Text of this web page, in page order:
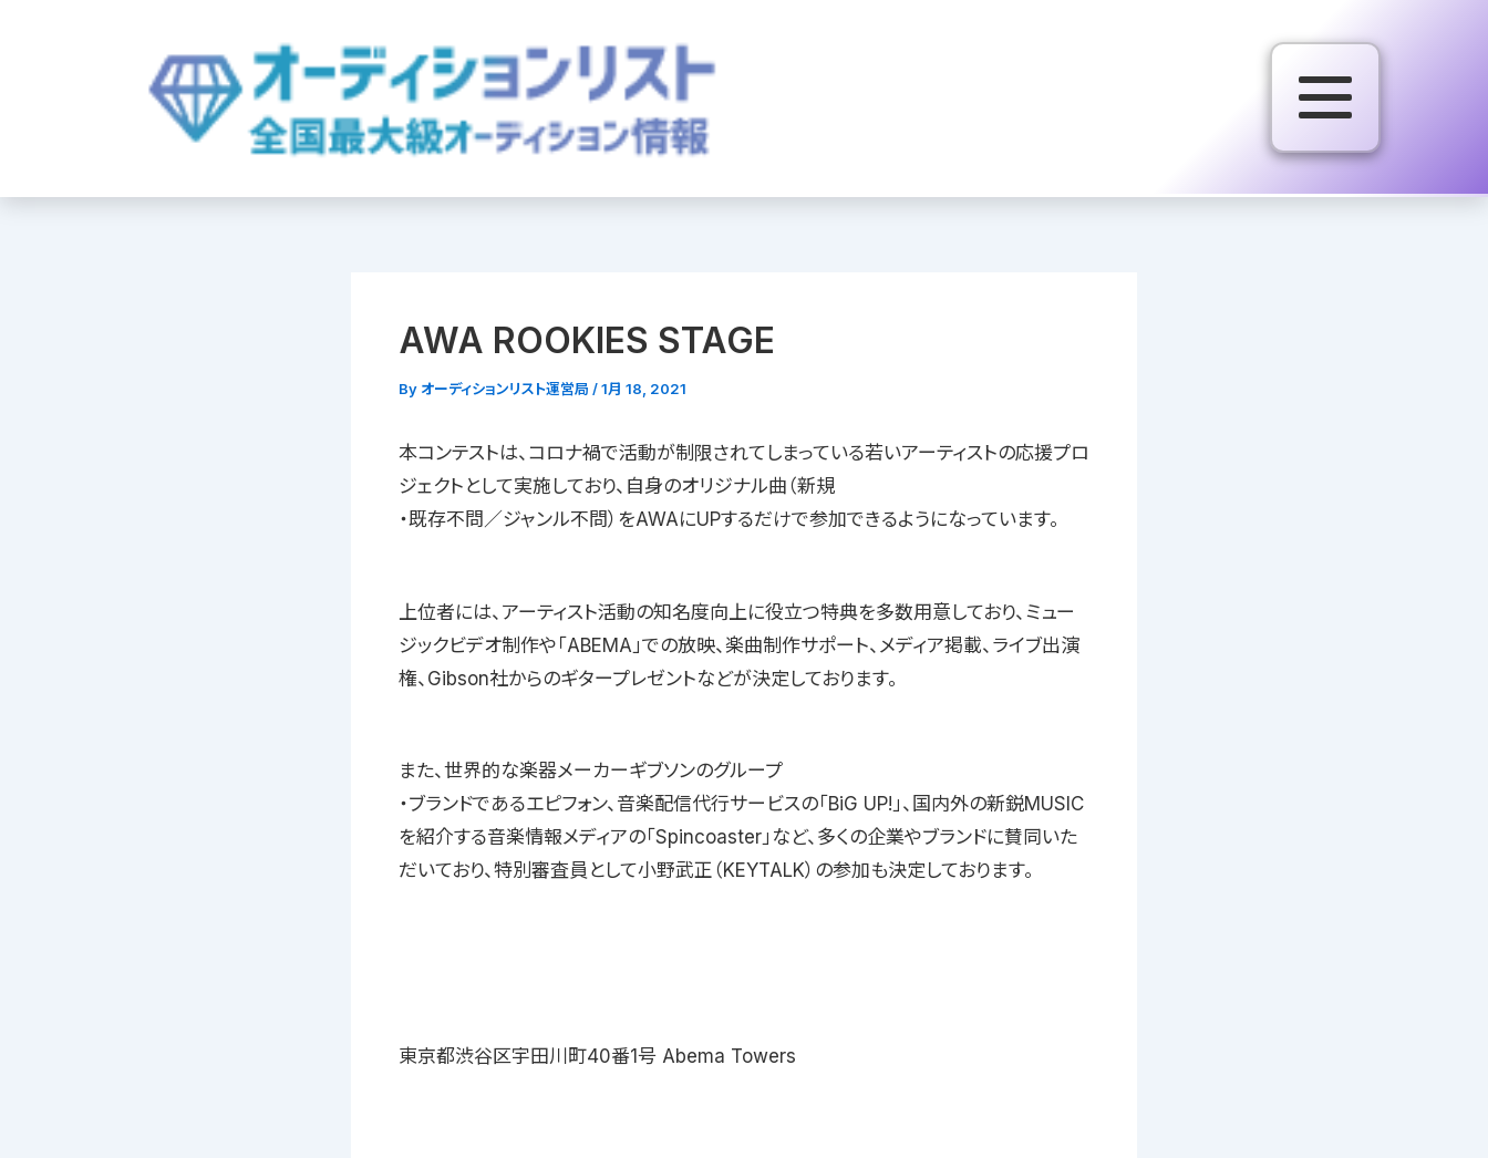
AWA ROOKIES STAGE
By オーディションリスト運営局 /1月 18, 2021
本コンテストは、コロナ禍で活動が制限されてしまっている若いアーティストの応援プロ
ジェクトとして実施しており、自身のオリジナル曲（新規
・既存不問／ジャンル不問）をAWAにUPするだけで参加できるようになっています。
上位者には、アーティスト活動の知名度向上に役立つ特典を多数用意しており、ミュー
ジックビデオ制作や「ABEMA」での放映、楽曲制作サポート、メディア掲載、ライブ出演
権、Gibson社からのギタープレゼントなどが決定しております。
また、世界的な楽器メーカーギブソンのグループ
・ブランドであるエピフォン、音楽配信代行サービスの「BiG UP!」、国内外の新鋭MUSIC
を紹介する音楽情報メディアの「Spincoaster」など、多くの企業やブランドに賛同いた
だいており、特別審査員として小野武正（KEYTALK）の参加も決定しております。
東京都渋谷区宇田川町40番1号 Abema Towers